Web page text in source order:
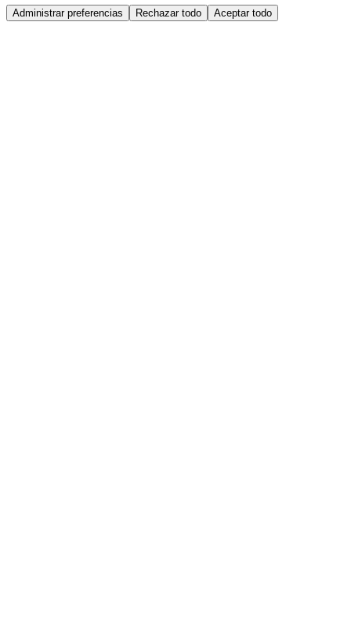
Administrar preferencias Rechazar todo Aceptar todo